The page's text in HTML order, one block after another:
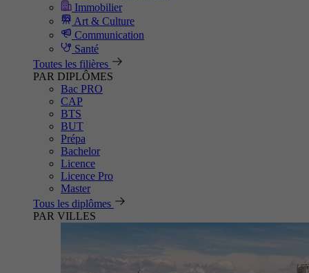
Immobilier
Art & Culture
Communication
Santé
Toutes les filières
PAR DIPLÔMES
Bac PRO
CAP
BTS
BUT
Prépa
Bachelor
Licence
Licence Pro
Master
Tous les diplômes
PAR VILLES